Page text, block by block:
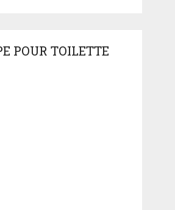
POUR TOILETTE